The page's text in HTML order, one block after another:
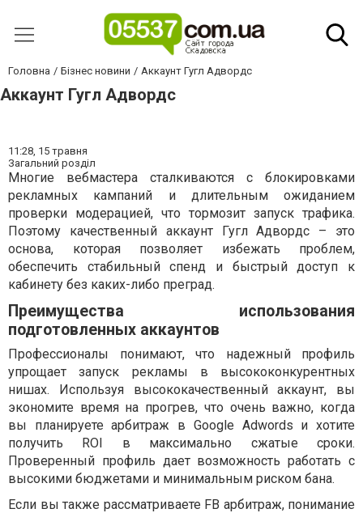
Головна Бізнес новини Аккаунт Гугл Адвордс
Аккаунт Гугл Адвордс
11:28, 15 травня
Загальний розділ
Многие вебмастера сталкиваются с блокировками
рекламных кампаний и длительным ожиданием
проверки модерацией, что тормозит запуск трафика.
Поэтому качественный аккаунт Гугл Адвордс – это
основа, которая позволяет избежать проблем,
обеспечить стабильный спенд и быстрый доступ к
кабинету без каких-либо преград.
Преимущества использования
подготовленных аккаунтов
Профессионалы понимают, что надежный профиль
упрощает запуск рекламы в высококонкурентных
нишах. Используя высококачественный аккаунт, вы
экономите время на прогрев, что очень важно, когда
вы планируете арбитраж в Google Adwords и хотите
получить ROI в максимально сжатые сроки.
Проверенный профиль дает возможность работать с
высокими бюджетами и минимальным риском бана.
Если вы также рассматриваете FB арбитраж, понимание